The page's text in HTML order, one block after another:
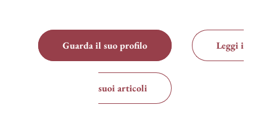
Guarda il suo profilo Leggi i
suoi articoli